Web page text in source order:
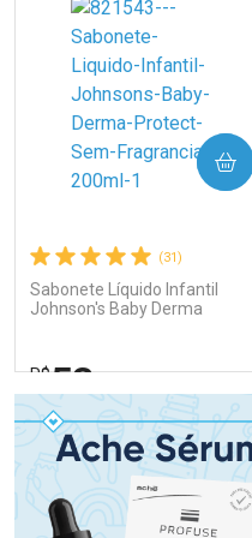
(31)
Sabonete Líquido Infantil
Johnson's Baby Derma
R$53
COMPRAR
Laboratório
Por Menos